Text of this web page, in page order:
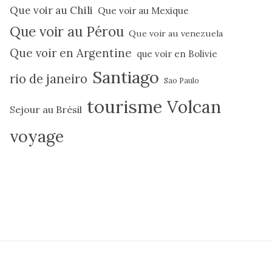
Que voir au Chili Que voir au Mexique
Que voir au Pérou Que voir au venezuela
Que voir en Argentine que voir en Bolivie
rio de janeiro Santiago Sao Paulo
Sejour au Brésil tourisme Volcan
voyage